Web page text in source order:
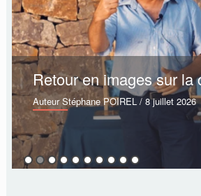
Retour en images sur la
Auteur Stéphane POIREL/ 8 juillet 2026